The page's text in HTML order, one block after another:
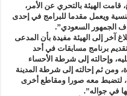
قامت الهيئة بالتحري عن الأمر،
ويعمل مقدما للبرامج في إحدى
الجمهور السعودي”.
آخر إلى الهيئة مفيدة بأن المدعى
برنامج مسابقات في أحد
وإحالته إلى شرطة الأحساء
ومن ثم إحالته إلى شرطة المدينة
لتضبط معه صورا ومقاطع أخرى
في جواله”.